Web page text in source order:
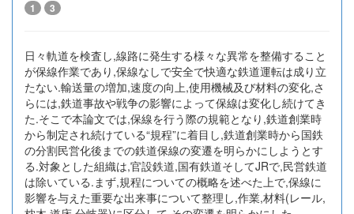
1 3
日々軌道を検査し,線路に発生する様々な異常を整備すること
が保線作業であり,保線なしで安全で快適な鉄道運転は成り立
たない.輸送量の増加,速度の向上,使用機械及び材料の変化,さ
らには,鉄道事故や戦争の影響によって保線は変化し続けてき
た.そこで本論文では,保線を行う際の規範となり,鉄道創業時
から制定され続けている“規程”に着目し,鉄道創業時から国鉄
の分割民営化後までの鉄道保線の変遷を明らかにしようとす
る.対象とした組織は,官設鉄道,国有鉄道そしてJRで,民営鉄道
は除いている.まず,規程についての概略を述べた上で,保線に
影響を与えた重要な出来事について整理し,作業,材料(レール,